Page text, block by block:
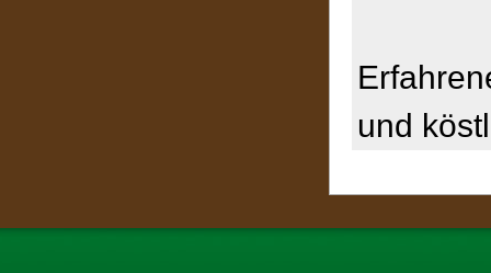
und